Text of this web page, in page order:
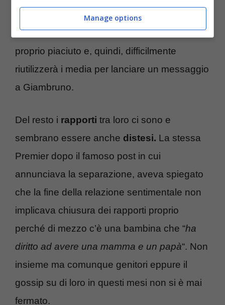
mediatico sulla sua vita privata dopo lo
scandalo dei fuori onda diStriscianon le è
proprio piaciuto e, quindi, difficilmente
riutilizzerà i media per lanciare un messaggio
a Giambruno.
Del resto i rapporti tra loro ci sono e
sembrano essere anche distesi. La stessa
Premier dopo il famoso post in cui
annunciava la separazione, aveva spiegato
che la fine della relazione sentimentale non
implicava chiusura dei rapporti proprio
perché di mezzo c’è una bambina che “ha
diritto ad avere una mamma e un papà“. Non
insieme ma comunque genitori eppure il
gossip su di loro in questi mesi non si è mai
fermato.
Manage options